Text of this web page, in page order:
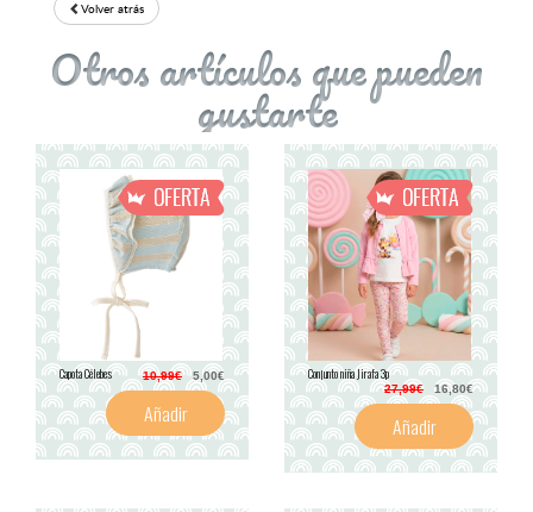
Volver atrás
Otros artículos que pueden
gustarte
Capota Célebes 10,99€5,00€
Añadir
Conjunto niña Jirafa 3p
27,99€ 16,80€
Añadir